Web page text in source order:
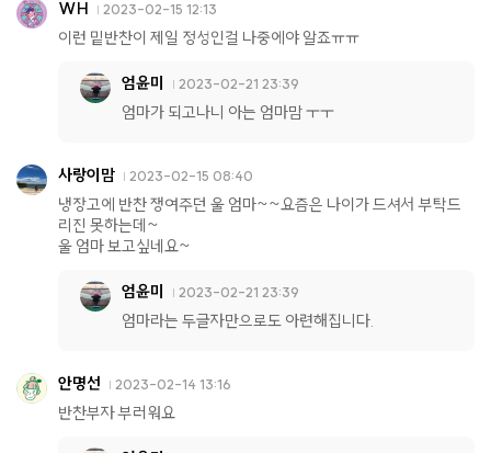
WH 2023-02-15 12:13
이런 밑반찬이 제일 정성인걸 나중에야 알죠ㅠㅠ
엄윤미 2023-02-21 23:39
엄마가 되고나니 아는 엄마맘 ㅜㅜ
사랑이맘 2023-02-15 08:40
냉장고에 반찬 쟁여주던 울 엄마~~요즘은 나이가 드셔서 부탁드
리진 못하는데~
울 엄마 보고싶네요~
엄윤미 2023-02-21 23:39
엄마라는 두글자만으로도 아련해집니다.
안명선 2023-02-14 13:16
반찬부자 부러워요